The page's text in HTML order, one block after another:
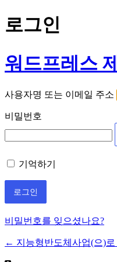
로그인
워드프레스
사용자명 또는 이메일 주소
비밀번호
기억하기
비밀번호를 잊으셨나요?
← 지능형반도체사업(으)로